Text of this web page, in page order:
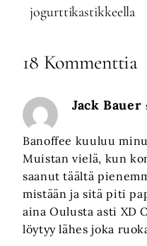
jogurttikastikkeella
18 Kommenttia
Jack Bauer
Banoffee kuuluu
Muistan vielä, kun
saanut täältä
mistään ja sitä piti
aina Oulusta asti XD
löytyy lähes joka